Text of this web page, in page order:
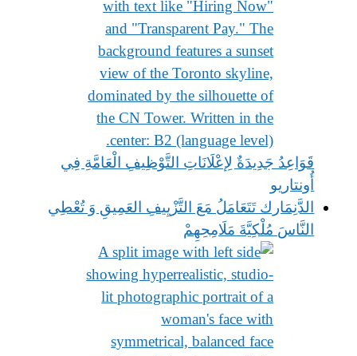
قَوَاعِدُ جَدِيدَةٌ لِإعْلَانَاتِ التَّوْظِيفِ الْعَامَّةِ فِي
أُونتاريو
الدَّنِمَارك تَتَعَامَلُ مَعَ التَّزْيِيفِ العَمِيقِ وَ تُعْطِي
النَّاسَ مُلْكِيَّةَ مَلَامِحِهِمْ